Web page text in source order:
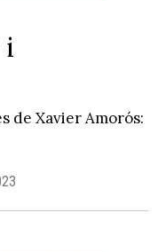
i
de Xavier Amorós: